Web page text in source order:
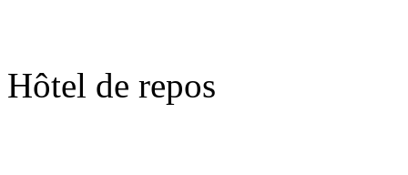
Hôtel de repos